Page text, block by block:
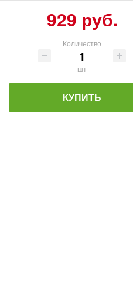
929 руб.
Количество
шт
КУПИТЬ